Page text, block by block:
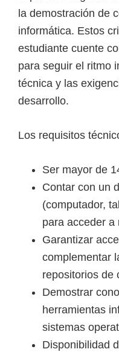
la demostración de
informática. Estos
estudiante cuente
para seguir el ritmo
técnica y las
desarrollo.
Los requisitos
Ser mayor de
Contar con un
(computador,
para acceder a
Garantizar
complementar
repositorios de
Demostrar
herramientas
sistemas
Disponibilidad